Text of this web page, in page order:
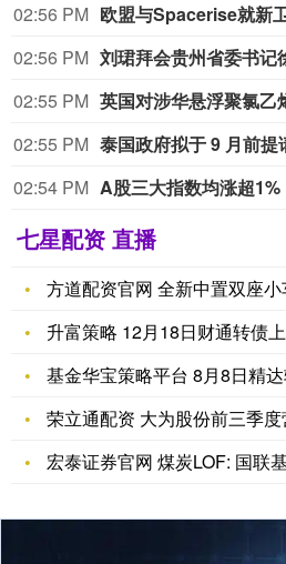
02:56 PM 欧盟与Spacerise就新
02:56 PM 刘珺拜会贵州省委书记
02:55 PM 英国对涉华悬浮聚氯乙
02:55 PM
02:54 PM A股三大指数均涨超1%
七星配资 直播
方道配资官网 全新中置双座小车亮
升富策略 12月18日财通转债
基金华宝策略平台 8月8日精达转
荣立通配资 大为股份前三季度营
宏泰证券官网 煤炭LOF: 国联基金